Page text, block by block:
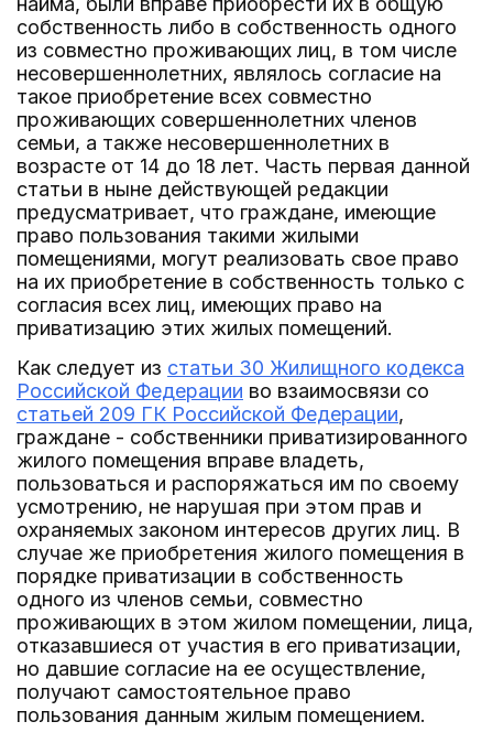
собственность либо в собственность одного
из совместно проживающих лиц, в том числе
несовершеннолетних, являлось согласие на
такое приобретение всех совместно
проживающих совершеннолетних членов
семьи, а также несовершеннолетних в
возрасте от 14 до 18 лет. Часть первая данной
статьи в ныне действующей редакции
предусматривает, что граждане, имеющие
право пользования такими жилыми
помещениями, могут реализовать свое право
на их приобретение в собственность только с
согласия всех лиц, имеющих право на
приватизацию этих жилых помещений.
Как следует из статьи 30 Жилищного кодекса
Российской Федерации во взаимосвязи со
статьей 209 ГК Российской Федерации,
граждане - собственники приватизированного
жилого помещения вправе владеть,
пользоваться и распоряжаться им по своему
усмотрению, не нарушая при этом прав и
охраняемых законом интересов других лиц. В
случае же приобретения жилого помещения в
порядке приватизации в собственность
одного из членов семьи, совместно
проживающих в этом жилом помещении, лица,
отказавшиеся от участия в его приватизации,
но давшие согласие на ее осуществление,
получают самостоятельное право
пользования данным жилым помещением.